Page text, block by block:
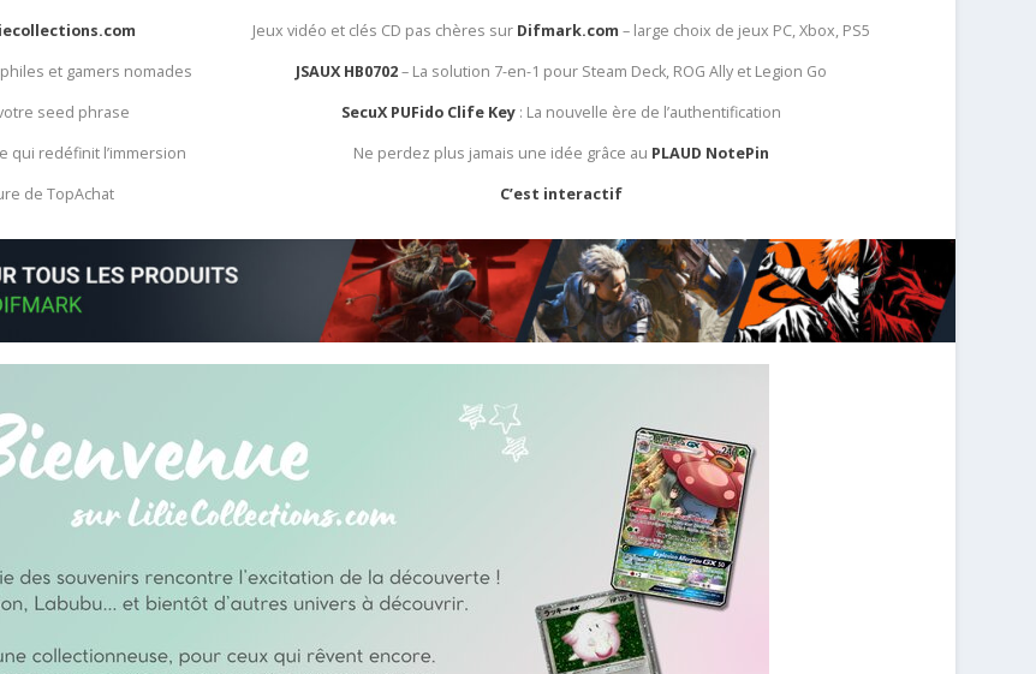
et gamers nomades
seed phrase
qui redéfinit l’immersion
de TopAchat
Jeux vidéo et clés CD pas chères sur Difmark.com – large choix de jeux PC, Xbox, PS5
JSAUX HB0702– La solution 7-en-1 pour Steam Deck, ROG Ally et Legion Go
SecuX PUFido Clife Key : La nouvelle ère de l’authentification
Ne perdez plus jamais une idée grâce au PLAUD NotePin
C’est interactif